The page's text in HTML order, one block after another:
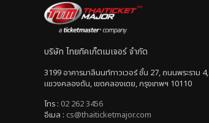
บริษัท ไทยทิคเก็ตเมเจอร์ จำกัด
3199 อาคารมาลีนนท์ทาวเวอร์ ชั้น 27, ถนนพระราม 4,
แขวงคลองตัน, เขตคลองเตย, กรุงเทพฯ 10110
โทร : 02 262 3456
อีเมล : cs@thaiticketmajor.com